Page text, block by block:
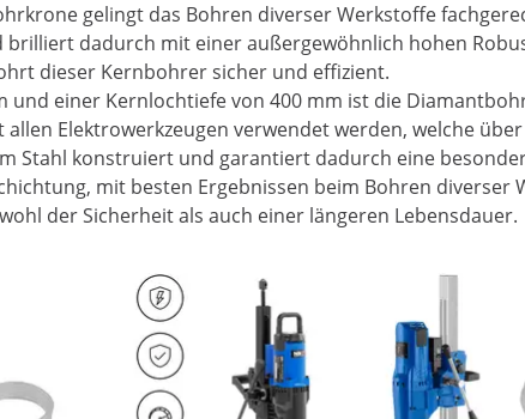
gelingt das Bohren diverser Werkstoffe
dadurch mit einer außergewöhnlich hohen
dieser Kernbohrer sicher und effizient.
und einer Kernlochtiefe von 400 mm ist die
Elektrowerkzeugen verwendet werden, welche
Stahl konstruiert und garantiert dadurch eine
mit besten Ergebnissen beim Bohren
der Sicherheit als auch einer längeren Lebensdauer.